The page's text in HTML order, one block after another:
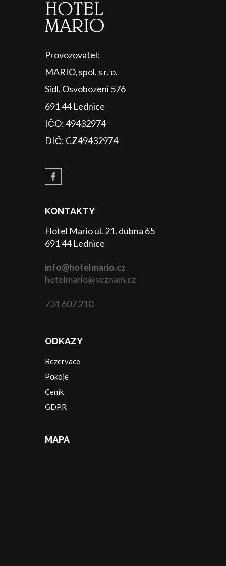
Provozovatel:
MARIO, spol. s r. o.
Sídl. Osvobození 576
691 44 Lednice
IČO: 49432974
DIČ: CZ49432974
KONTAKTY
Hotel Mario ul. 21. dubna 65
691 44 Lednice
info@hotelmario.cz
hotelmario@seznam.cz
731 607 210
ODKAZY
Rezervace
Pokoje
Ceník
GDPR
MAPA